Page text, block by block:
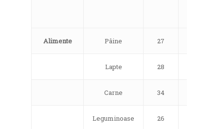
Alimente Pâine 27
Lapte 28
Carne 34
Leguminoase 26